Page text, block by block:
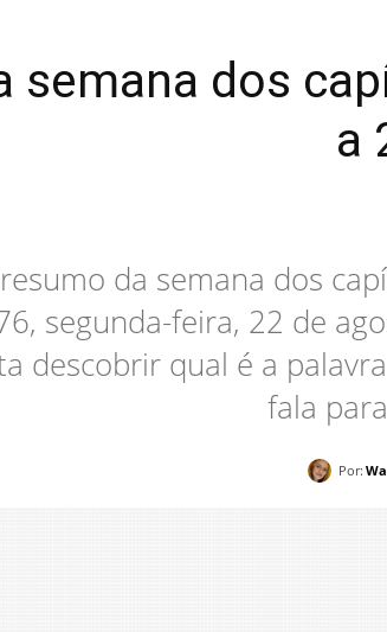
semana dos
a
da semana dos
segunda-feira, 22 de
descobrir qual é a
fala
Por: